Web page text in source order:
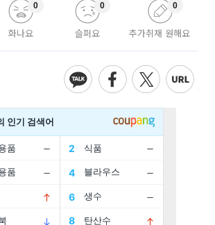
화나요
0
슬퍼요
0
추가취재 원해요
0